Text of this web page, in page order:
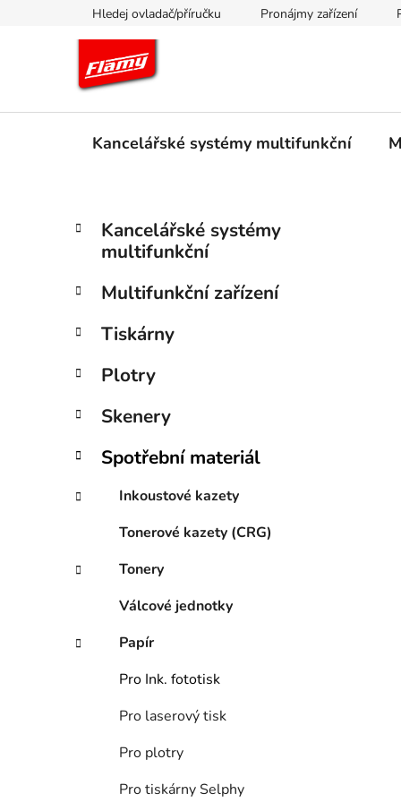
Hledej ovladač/příručku Pronájmy zařízení
Kancelářské systémy multifunkční
P
t
a
n
í
a
e
Přeskočit
kategorie
K
a
g
r
e
Kancelářské systémy
multifunkční
Multifunkční zařízení
Tiskárny
Plotry
Skenery
Spotřební materiál
Inkoustové kazety
Tonerové kazety (CRG)
Tonery
Válcové jednotky
Papír
Pro Ink. fototisk
Pro laserový tisk
Pro plotry
Pro tiskárny Selphy